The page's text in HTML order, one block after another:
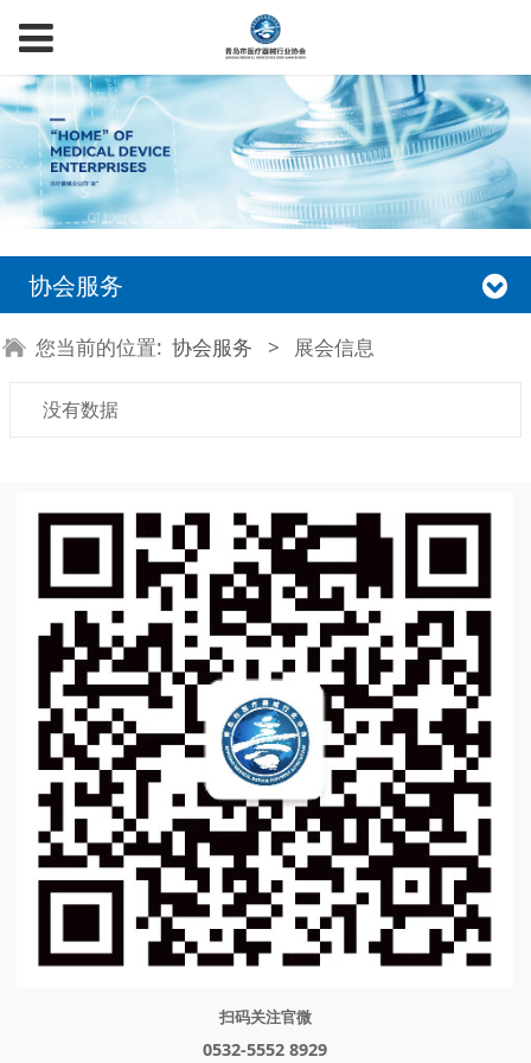
协会服务
您当前的位置: 协会服务 > 展会信息
没有数据
扫码关注官微
0532-5552 8929